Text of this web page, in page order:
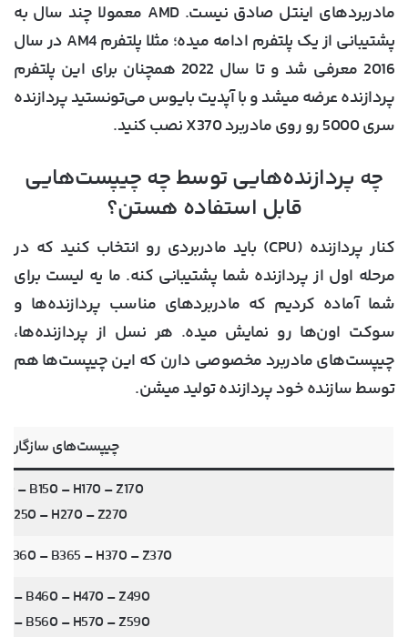
مادربردهای اینتل صادق نیست. AMD معمولا چند سال به
پشتیبانی از یک پلتفرم ادامه میده؛ مثلا پلتفرم AM4 در سال
2016 معرفی شد و تا سال 2022 همچنان برای این پلتفرم
پردازنده عرضه میشد و با آپدیت بایوس می‌تونستید پردازنده
سری 5000 رو روی مادربرد X370 نصب کنید.
چه پردازنده‌هایی توسط چه چیپست‌هایی
قابل استفاده هستن؟
کنار پردازنده (CPU) باید مادربردی رو انتخاب کنید که در
مرحله اول از پردازنده شما پشتیبانی کنه. ما یه لیست برای
شما آماده کردیم که مادربردهای مناسب پردازنده‌ها و
سوکت اون‌ها رو نمایش میده. هر نسل از پردازنده‌ها،
چیپست‌های مادربرد مخصوصی دارن که این چیپست‌ها هم
توسط سازنده خود پردازنده تولید میشن.
چیپست‌های سازگار
– B150 – H170 – Z170
B250 – H270 – Z270
B360 – B365 – H370 – Z370
– B460 – H470 – Z490
– B560 – H570 – Z590